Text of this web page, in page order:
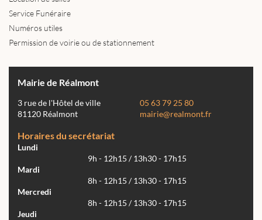
Service Funéraire
Numéros utiles
Permission de voirie ou de stationnement
Mairie de Réalmont
3 rue de l'Hôtel de ville
81120 Réalmont
05 63 79 25 80
mairie@realmont.fr
Horaires du secrétariat
Lundi
9h - 12h15 / 13h30 - 17h15
Mardi
8h - 12h15 / 13h30 - 17h15
Mercredi
8h - 12h15 / 13h30 - 17h15
Jeudi